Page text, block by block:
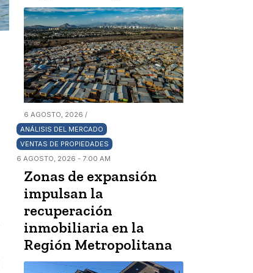
6 AGOSTO, 2026 /
ANÁLISIS DEL MERCADO
VENTAS DE PROPIEDADES
6 AGOSTO, 2026 - 7:00 AM
Zonas de expansión
impulsan la
recuperación
inmobiliaria en la
Región Metropolitana